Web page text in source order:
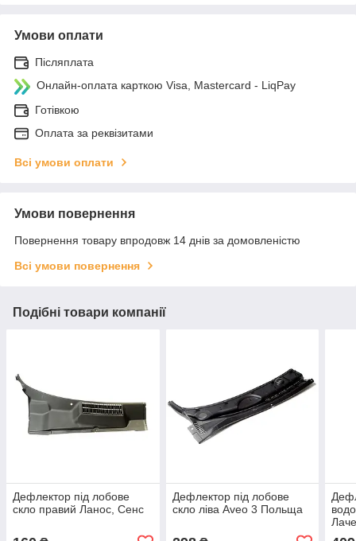
Умови оплати
Післяплата
Онлайн-оплата карткою Visa, Mastercard - LiqPay
Готівкою
Оплата за реквізитами
Всі умови оплати
Умови повернення
Повернення товару впродовж 14 днів за домовленістю
Всі умови повернення
Подібні товари компанії
Дефлектор під лобове
скло правий Ланос, Сенс
Дефлектор під лобове
скло ліва Aveo 3 Польща